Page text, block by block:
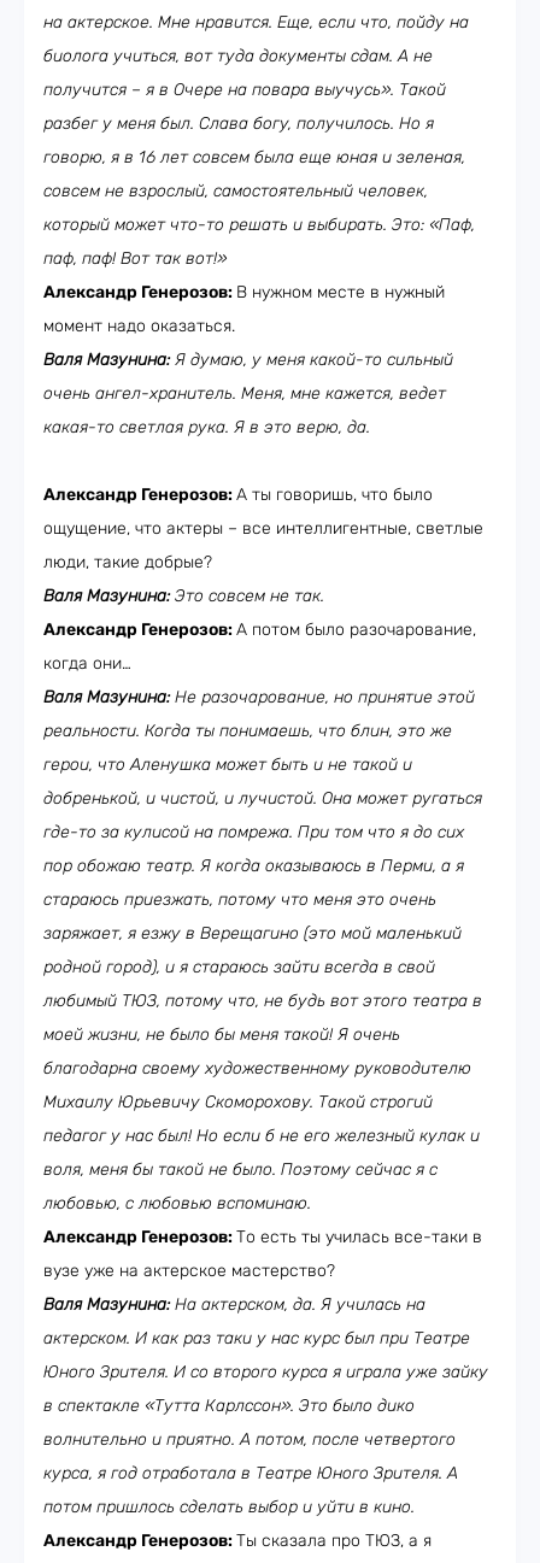
на актерское. Мне нравится. Еще, если что, пойду на
биолога учиться, вот туда документы сдам. А не
получится – я в Очере на повара выучусь». Такой
разбег у меня был. Слава богу, получилось. Но я
говорю, я в 16 лет совсем была еще юная и зеленая,
совсем не взрослый, самостоятельный человек,
который может что-то решать и выбирать. Это: «Паф,
паф, паф! Вот так вот!»
Александр Генерозов: В нужном месте в нужный
момент надо оказаться.
Валя Мазунина:Я думаю, у меня какой-то сильный
очень ангел-хранитель. Меня, мне кажется, ведет
какая-то светлая рука. Я в это верю, да.
Александр Генерозов:А ты говоришь, что было
ощущение, что актеры – все интеллигентные, светлые
люди, такие добрые?
Валя Мазунина:Это совсем не так.
Александр Генерозов:А потом было разочарование,
когда они…
Валя Мазунина:Не разочарование, но принятие этой
реальности. Когда ты понимаешь, что блин, это же
герои, что Аленушка может быть и не такой и
добренькой, и чистой, и лучистой. Она может ругаться
где-то за кулисой на помрежа. При том что я до сих
пор обожаю театр. Я когда оказываюсь в Перми, а я
стараюсь приезжать, потому что меня это очень
заряжает, я езжу в Верещагино (это мой маленький
родной город), и я стараюсь зайти всегда в свой
любимый ТЮЗ, потому что, не будь вот этого театра в
моей жизни, не было бы меня такой! Я очень
благодарна своему художественному руководителю
Михаилу Юрьевичу Скоморохову. Такой строгий
педагог у нас был! Но если б не его железный кулак и
воля, меня бы такой не было. Поэтому сейчас я с
любовью, с любовью вспоминаю.
Александр Генерозов:То есть ты училась все-таки в
вузе уже на актерское мастерство?
Валя Мазунина:На актерском, да. Я училась на
актерском. И как раз таки у нас курс был при Театре
Юного Зрителя. И со второго курса я играла уже зайку
в спектакле «Тутта Карлссон». Это было дико
волнительно и приятно. А потом, после четвертого
курса, я год отработала в Театре Юного Зрителя. А
потом пришлось сделать выбор и уйти в кино.
Александр Генерозов:Ты сказала про ТЮЗ, а я